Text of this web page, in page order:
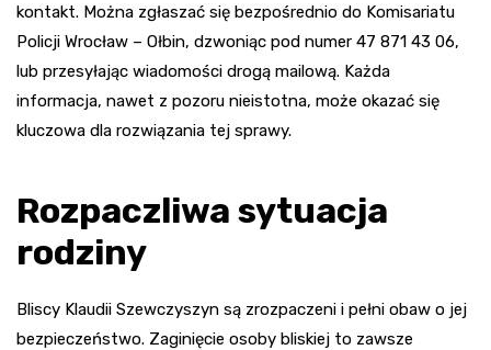
kontakt. Można zgłaszać się bezpośrednio do Komisariatu
Policji Wrocław – Ołbin, dzwoniąc pod numer 47 871 43 06,
lub przesyłając wiadomości drogą mailową. Każda
informacja, nawet z pozoru nieistotna, może okazać się
kluczowa dla rozwiązania tej sprawy.
Rozpaczliwa sytuacja
rodziny
Bliscy Klaudii Szewczyszyn są zrozpaczeni i pełni obaw o jej
bezpieczeństwo. Zaginięcie osoby bliskiej to zawsze